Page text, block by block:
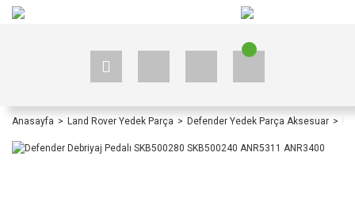
Anasayfa Land Rover Yedek Parça Defender Yedek Parça Aksesuar